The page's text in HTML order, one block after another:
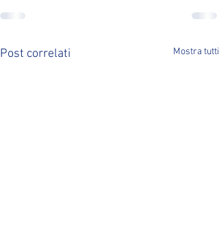
Post correlati Mostra tutti